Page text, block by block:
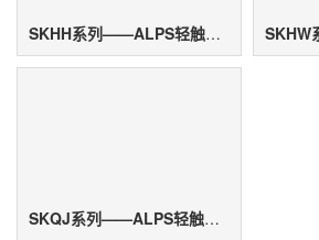
SKHH系列——ALPS轻触开关
SKQJ系列——ALPS轻触开关